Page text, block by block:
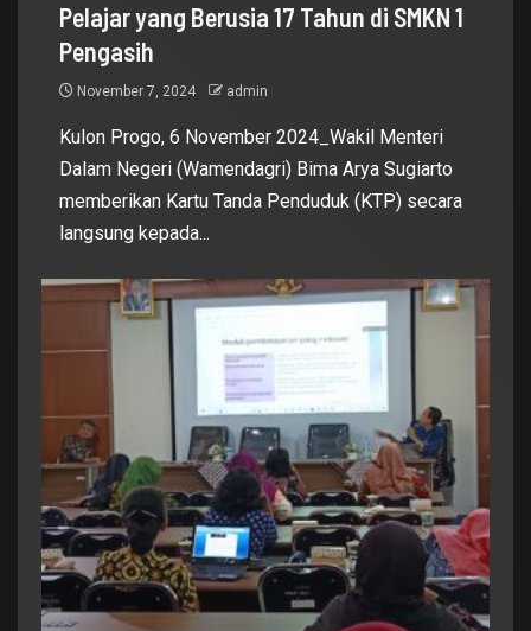
Pelajar yang Berusia 17 Tahun di SMKN 1
Pengasih
November 7, 2024 admin
Kulon Progo, 6 November 2024_Wakil Menteri
Dalam Negeri (Wamendagri) Bima Arya Sugiarto
memberikan Kartu Tanda Penduduk (KTP) secara
langsung kepada...